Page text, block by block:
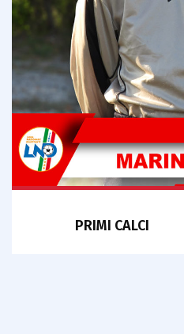
PRIMI CALCI